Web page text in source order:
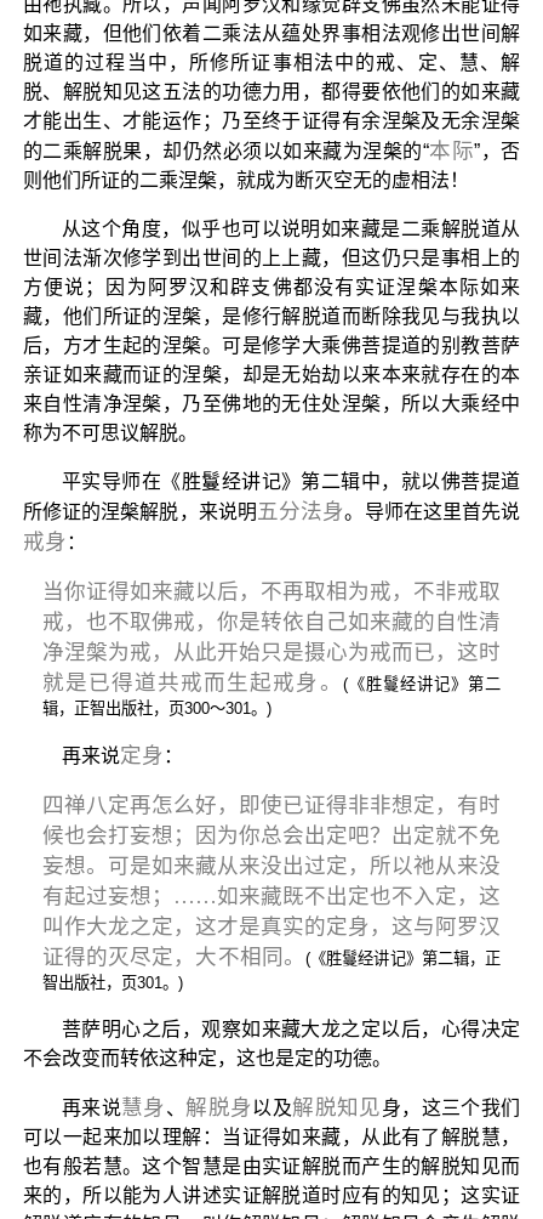
如来藏，但他们依着二乘法从蕴处界事相法观修出世间解
脱道的过程当中，所修所证事相法中的戒、定、慧、解
脱、解脱知见这五法的功德力用，都得要依他们的如来藏
才能出生、才能运作；乃至终于证得有余涅槃及无余涅槃
的二乘解脱果，却仍然必须以如来藏为涅槃的“本际”，否
则他们所证的二乘涅槃，就成为断灭空无的虚相法！
从这个角度，似乎也可以说明如来藏是二乘解脱道从
世间法渐次修学到出世间的上上藏，但这仍只是事相上的
方便说；因为阿罗汉和辟支佛都没有实证涅槃本际如来
藏，他们所证的涅槃，是修行解脱道而断除我见与我执以
后，方才生起的涅槃。可是修学大乘佛菩提道的别教菩萨
亲证如来藏而证的涅槃，却是无始劫以来本来就存在的本
来自性清净涅槃，乃至佛地的无住处涅槃，所以大乘经中
称为不可思议解脱。
平实导师在《胜鬘经讲记》第二辑中，就以佛菩提道
所修证的涅槃解脱，来说明 五分法身。导师在这里首先说
戒身 ：
当你证得如来藏以后，不再取相为戒，不非戒取
戒，也不取佛戒，你是转依自己如来藏的自性清
净涅槃为戒，从此开始只是摄心为戒而已，这时
就是已得道共戒而生起戒身。
(《胜鬘经讲记》第二
辑，正智出版社，页300～301。)
再来说定身 ：
四禅八定再怎么好，即使已证得非非想定，有时
候也会打妄想；因为你总会出定吧？出定就不免
妄想。可是如来藏从来没出过定，所以祂从来没
有起过妄想；……如来藏既不出定也不入定，这
叫作大龙之定，这才是真实的定身，这与阿罗汉
证得的灭尽定，大不相同。
(《胜鬘经讲记》第二辑，正
智出版社，页301。)
菩萨明心之后，观察如来藏大龙之定以后，心得决定
不会改变而转依这种定，这也是定的功德。
再来说慧身 、 解脱身以及解脱知见身，这三个我们
可以一起来加以理解：当证得如来藏，从此有了解脱慧，
也有般若慧。这个智慧是由实证解脱而产生的解脱知见而
来的，所以能为人讲述实证解脱道时应有的知见；这实证